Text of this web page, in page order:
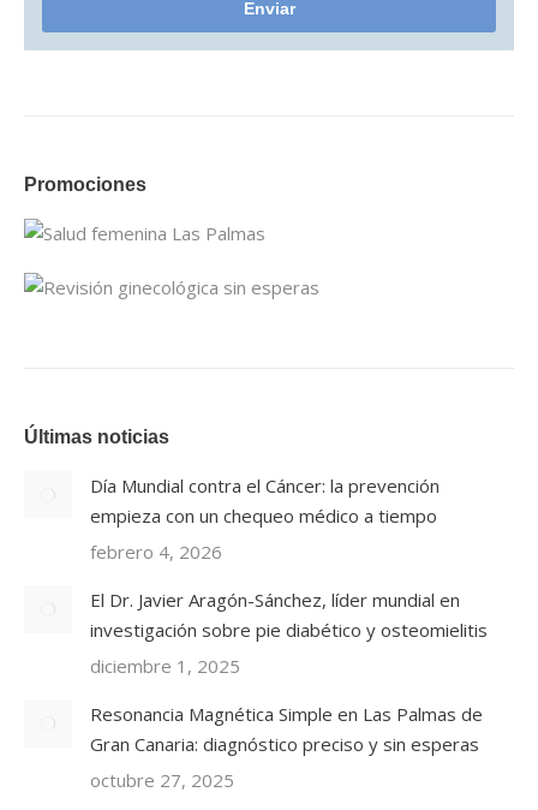
Promociones
Últimas noticias
Día Mundial contra el Cáncer: la prevención
empieza con un chequeo médico a tiempo
febrero 4, 2026
El Dr. Javier Aragón-Sánchez, líder mundial en
investigación sobre pie diabético y osteomielitis
diciembre 1, 2025
Resonancia Magnética Simple en Las Palmas de
Gran Canaria: diagnóstico preciso y sin esperas
octubre 27, 2025